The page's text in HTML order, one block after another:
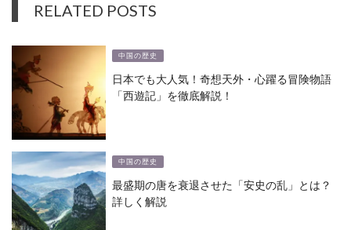
RELATED POSTS
中国の歴史
日本でも大人気！奇想天外・心躍る冒険物語
「西遊記」を徹底解説！
中国の歴史
最盛期の唐を衰退させた「安史の乱」とは？
詳しく解説